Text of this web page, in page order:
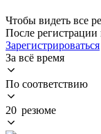
Чтобы видеть все
После
Зарегистрироваться
За всё время
По соответствию
20 резюме